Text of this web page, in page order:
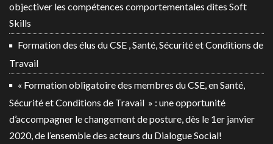
objectiver les compétences comportementales dites Soft
Skills
Formation des élus du CSE , Santé, Sécurité et Conditions de
Travail
« Formation obligatoire des membres du CSE, en Santé,
Sécurité et Conditions de Travail » : une opportunité
d’accompagner le changement de posture, dès le 1er janvier
2020, de l’ensemble des acteurs du Dialogue Social!